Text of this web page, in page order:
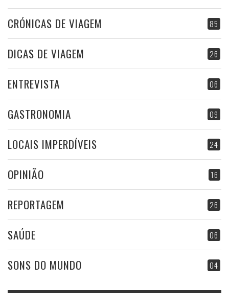
85
CRÓNICAS DE VIAGEM
26
DICAS DE VIAGEM
06
ENTREVISTA
09
GASTRONOMIA
24
LOCAIS IMPERDÍVEIS
16
OPINIÃO
26
REPORTAGEM
06
SAÚDE
04
SONS DO MUNDO